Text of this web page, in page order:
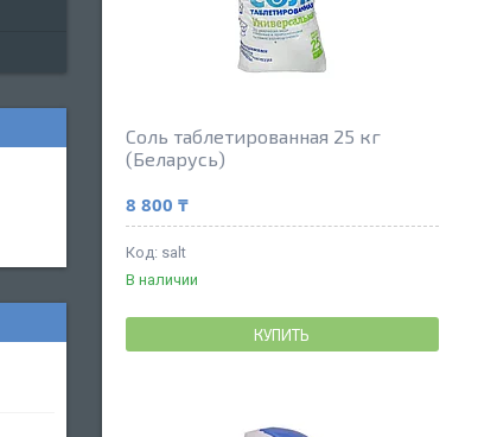
Соль таблетированная 25 кг
(Беларусь)
8 800 ₸
salt
В наличии
КУПИТЬ